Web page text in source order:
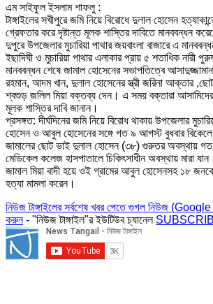
এম সাইফুল ইসলাম শাফলু :
টাঙ্গাইলের সখীপুরে জমি নিয়ে বিরোধে দুলাল হোসেন
গ্রেফতার করে দৃষ্টান্ত মূলক শাস্তির দাবিতে মানববন্ধন
দুপুরে উপজেলার মুচারিয়া পাথার জয়বাংলা বাজারে এ
ইছাদিঘী ও মুচারিয়া পাথার এলাকার প্রায় ৫ শতাধিক নারী
মানববন্ধন শেষে জামাল হোসেনের সভাপতিত্বে
রহমান, আদম খান, দুলাল হোসেনের স্ত্রী জরিনা আক্তার
শ্বশুড় জলিল মিয়া বক্তব্য দেন। এ সময় বক্তারা
মূলক শাস্তির দাবি জানান।
প্রসঙ্গত: দীর্ঘদিনের জমি নিয়ে বিরোধ থাকায় উপজেলার
হোসেন ও আবুল হোসেনের সঙ্গে গত ৯ আগস্ট বুধবার
জামালের ছোট ভাই দুলাল হোসেন (৩৮) গুরুতর অবস্থায়
মেডিকেল কলেজ হাসপাতালে চিকিৎসাধীন অবস্থায় মারা
জামাল মিয়া বাদী হয়ে ওই গ্রামের আবুল হোসেনসহ ১৮
হত্যা মামলা করেন।
নিউজ টাঙ্গাইলের সর্বশেষ খবর পেতে গুগল নিউজ
করুন- "নিউজ টাঙ্গাইল"র ইউটিউব চ্যানেল